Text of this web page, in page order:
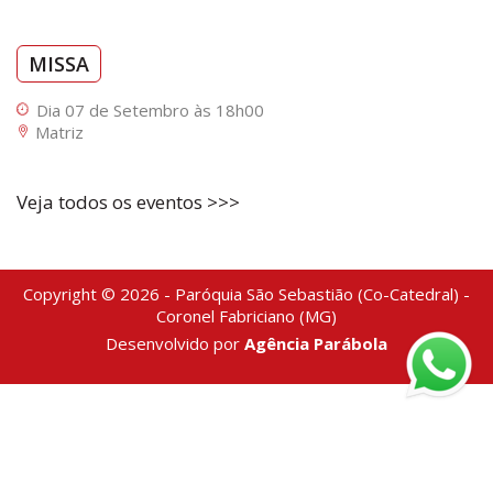
MISSA
Dia 07 de Setembro às 18h00
Matriz
Veja todos os eventos >>>
Copyright © 2026 - Paróquia São Sebastião (Co-Catedral) -
Coronel Fabriciano (MG)
Desenvolvido por Agência Parábola